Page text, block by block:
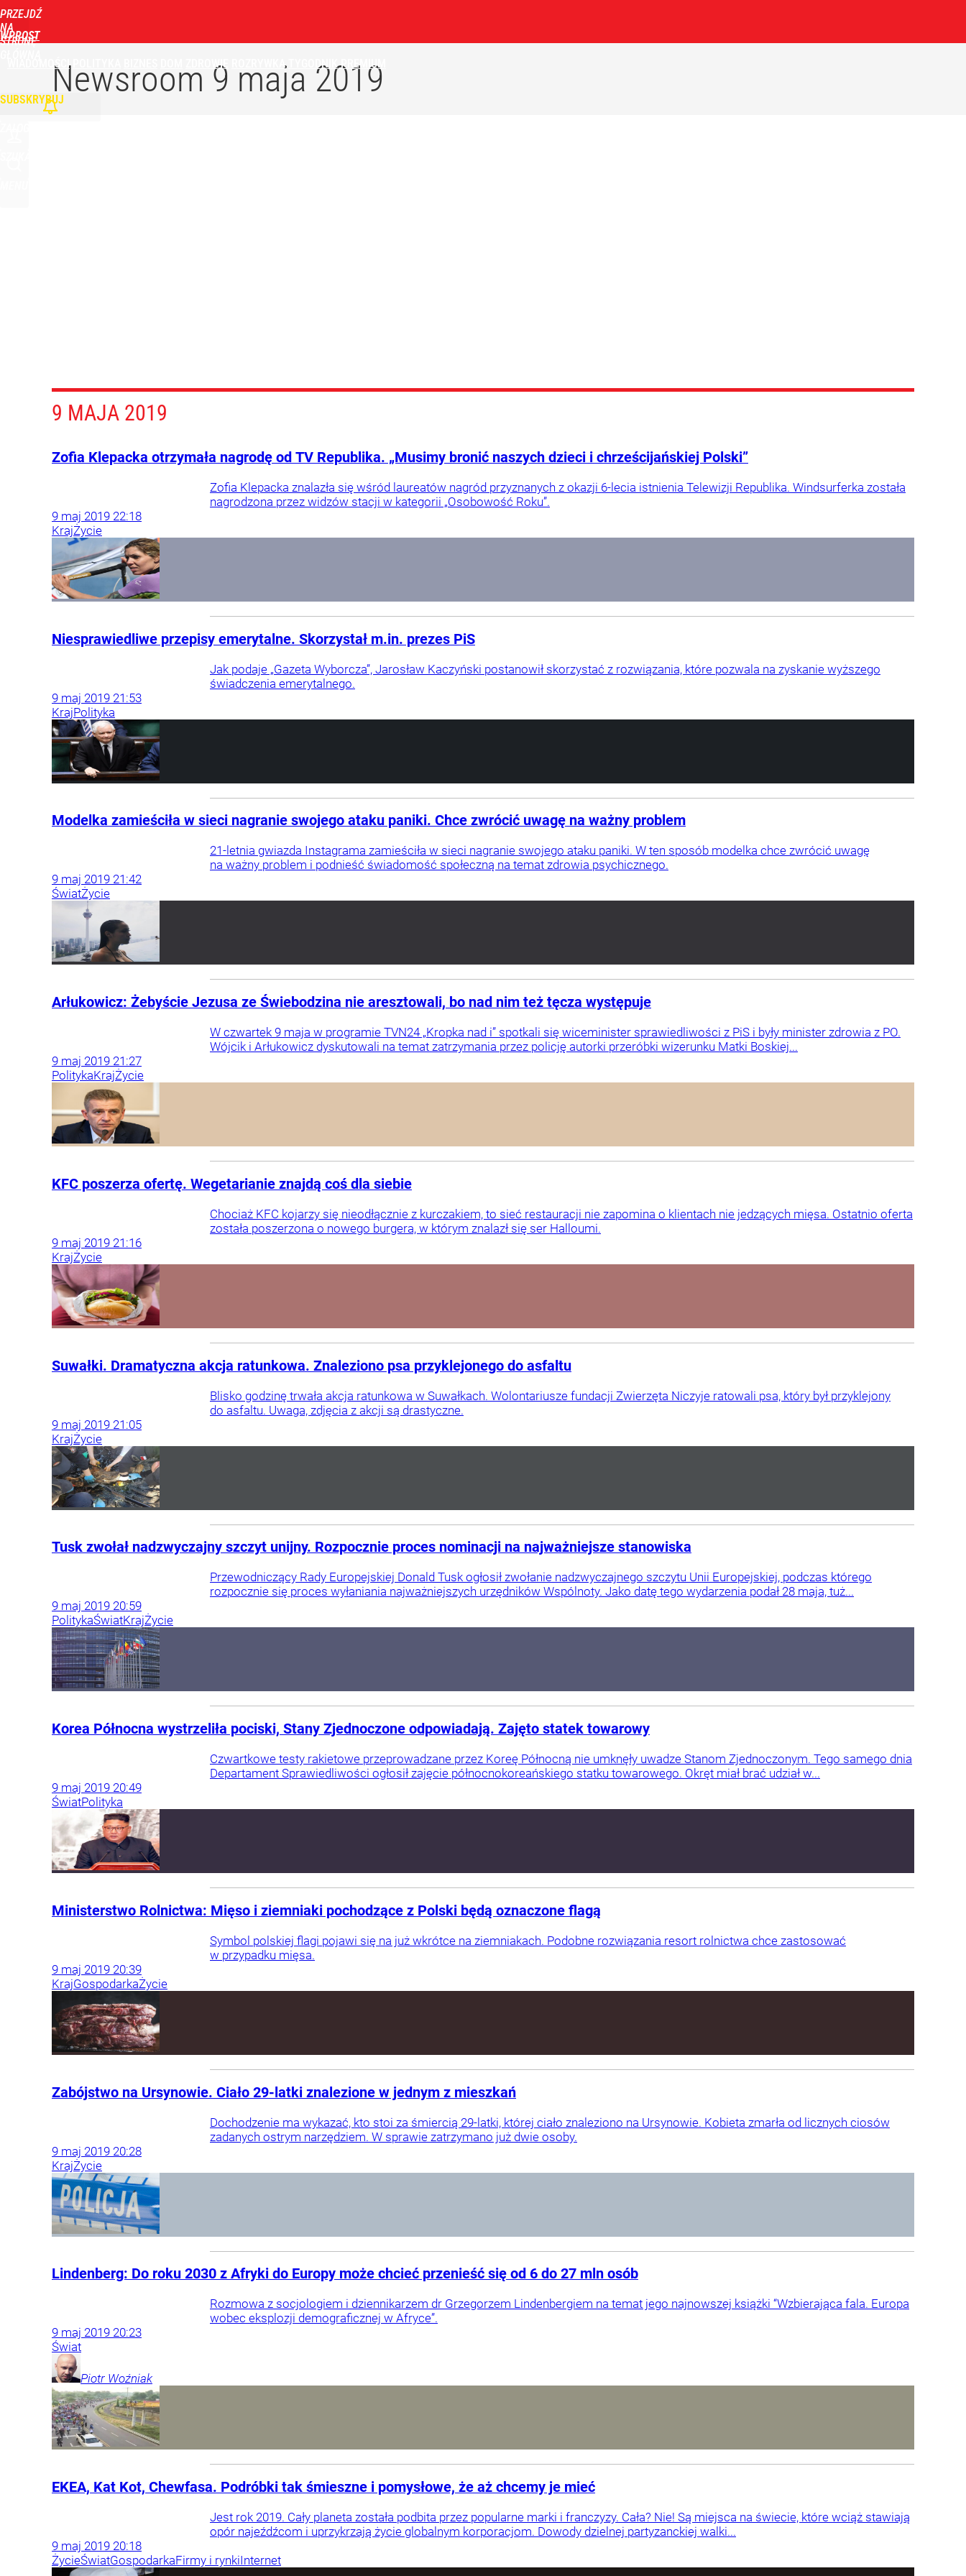
PRZEJDŹ
NA
STRONĘ
WPROST
WIADOMOŚCI ZDROWIE ROZRYWKA TYGODNIK PREMIUM
SUBSKRYBUJNewsroom 9 maja 2019
9 MAJA 2019
Zofia Klepacka otrzymała nagrodę od TV Republika. „Musimy bronić naszych dzieci i chrześcijańskiej Polski”
Zofia Klepacka znalazła się wśród laureatów nagród przyznanych z okazji 6-lecia istnienia Telewizji Republika. Windsurferka została
nagrodzona przez widzów stacji w kategorii „Osobowość Roku”.
9 maj 2019 22:18
KrajŻycie
Niesprawiedliwe przepisy emerytalne. Skorzystał m.in. prezes PiS
Jak podaje „Gazeta Wyborcza”, Jarosław Kaczyński postanowił skorzystać z rozwiązania, które pozwala na zyskanie wyższego
świadczenia emerytalnego.
9 maj 2019 21:53
KrajPolityka
Modelka zamieściła w sieci nagranie swojego ataku paniki. Chce zwrócić uwagę na ważny problem
21-letnia gwiazda Instagrama zamieściła w sieci nagranie swojego ataku paniki. W ten sposób modelka chce zwrócić uwagę
na ważny problem i podnieść świadomość społeczną na temat zdrowia psychicznego.
9 maj 2019 21:42
ŚwiatŻycie
Arłukowicz: Żebyście Jezusa ze Świebodzina nie aresztowali, bo nad nim też tęcza występuje
W czwartek 9 maja w programie TVN24 „Kropka nad i” spotkali się wiceminister sprawiedliwości z PiS i były minister zdrowia z PO.
Wójcik i Arłukowicz dyskutowali na temat zatrzymania przez policję autorki przeróbki wizerunku Matki Boskiej...
9 maj 2019 21:27
PolitykaKrajŻycie
KFC poszerza ofertę. Wegetarianie znajdą coś dla siebie
Chociaż KFC kojarzy się nieodłącznie z kurczakiem, to sieć restauracji nie zapomina o klientach nie jedzących mięsa. Ostatnio oferta
została poszerzona o nowego burgera, w którym znalazł się ser Halloumi.
9 maj 2019 21:16
KrajŻycie
Suwałki. Dramatyczna akcja ratunkowa. Znaleziono psa przyklejonego do asfaltu
Blisko godzinę trwała akcja ratunkowa w Suwałkach. Wolontariusze fundacji Zwierzęta Niczyje ratowali psa, który był przyklejony
do asfaltu. Uwaga, zdjęcia z akcji są drastyczne.
9 maj 2019 21:05
KrajŻycie
Tusk zwołał nadzwyczajny szczyt unijny. Rozpocznie proces nominacji na najważniejsze stanowiska
Przewodniczący Rady Europejskiej Donald Tusk ogłosił zwołanie nadzwyczajnego szczytu Unii Europejskiej, podczas którego
rozpocznie się proces wyłaniania najważniejszych urzędników Wspólnoty. Jako datę tego wydarzenia podał 28 maja, tuż...
9 maj 2019 20:59
PolitykaŚwiatKrajŻycie
Korea Północna wystrzeliła pociski, Stany Zjednoczone odpowiadają. Zajęto statek towarowy
Czwartkowe testy rakietowe przeprowadzane przez Koreę Północną nie umknęły uwadze Stanom Zjednoczonym. Tego samego dnia
Departament Sprawiedliwości ogłosił zajęcie północnokoreańskiego statku towarowego. Okręt miał brać udział w...
9 maj 2019 20:49
ŚwiatPolityka
Ministerstwo Rolnictwa: Mięso i ziemniaki pochodzące z Polski będą oznaczone flagą
Symbol polskiej flagi pojawi się na już wkrótce na ziemniakach. Podobne rozwiązania resort rolnictwa chce zastosować
w przypadku mięsa.
9 maj 2019 20:39
KrajGospodarkaŻycie
Zabójstwo na Ursynowie. Ciało 29-latki znalezione w jednym z mieszkań
Dochodzenie ma wykazać, kto stoi za śmiercią 29-latki, której ciało znaleziono na Ursynowie. Kobieta zmarła od licznych ciosów
zadanych ostrym narzędziem. W sprawie zatrzymano już dwie osoby.
9 maj 2019 20:28
KrajŻycie
Lindenberg: Do roku 2030 z Afryki do Europy może chcieć przenieść się od 6 do 27 mln osób
Rozmowa z socjologiem i dziennikarzem dr Grzegorzem Lindenbergiem na temat jego najnowszej książki “Wzbierająca fala. Europa
wobec eksplozji demograficznej w Afryce”.
9 maj 2019 20:23
Świat
Piotr Woźniak
EKEA, Kat Kot, Chewfasa. Podróbki tak śmieszne i pomysłowe, że aż chcemy je mieć
Jest rok 2019. Cały planeta została podbita przez popularne marki i franczyzy. Cała? Nie! Są miejsca na świecie, które wciąż stawiają
opór najeźdźcom i uprzykrzają życie globalnym korporacjom. Dowody dzielnej partyzanckiej walki...
9 maj 2019 20:18
ŻycieŚwiatGospodarkaFirmy i rynkiInternet